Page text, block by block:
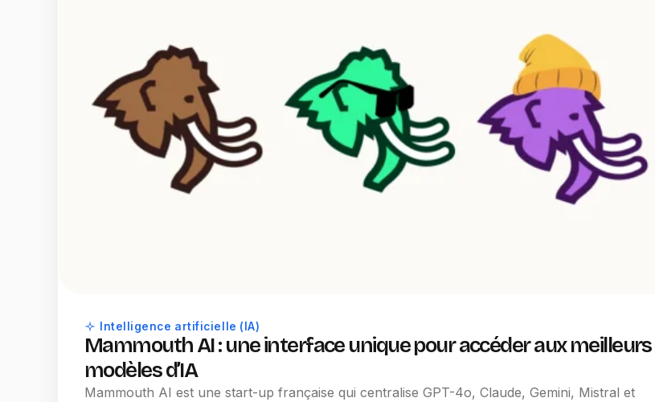
Intelligence artificielle (IA)
Mammouth AI : une interface unique pour accéder aux meilleurs
modèles d’IA
Mammouth AI est une start-up française qui centralise GPT-4o, Claude, Gemini, Mistral et